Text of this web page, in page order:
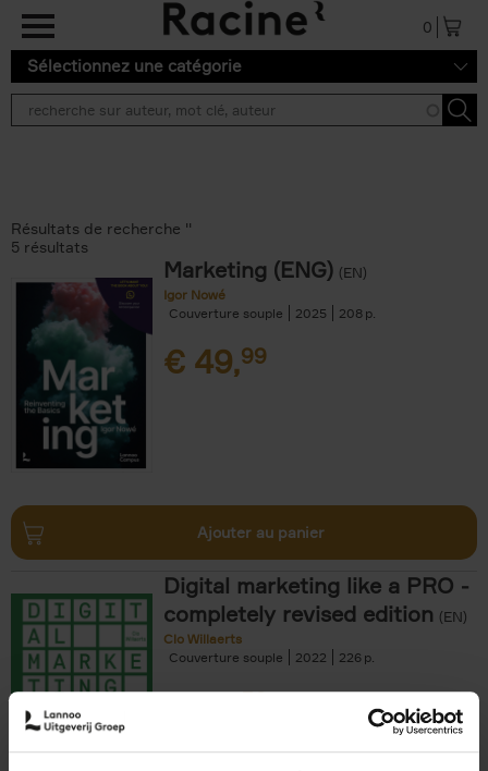
Aller au contenu principal
0
Sélectionnez une catégorie
Résultats de recherche ''
5 résultats
Marketing (ENG) (EN)
Igor Nowé
Couverture souple
2025 208
€ 49,99
Ajouter au panier
Digital marketing like a PRO -
completely revised edition (EN)
Clo Willaerts
Couverture souple
2022 226
€35,50